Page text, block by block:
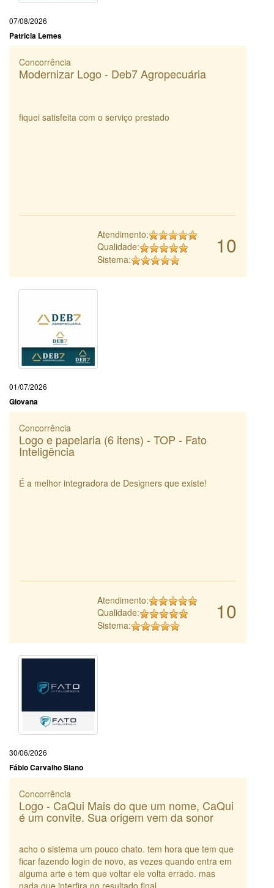
07/08/2026
Patricia Lemes
Concorrência
Modernizar Logo - Deb7 Agropecuária
fiquei satisfeita com o serviço prestado
10
Atendimento:
Qualidade:
Sistema:
01/07/2026
Giovana
Concorrência
Logo e papelaria (6 itens) - TOP - Fato
Inteligência
É a melhor integradora de Designers que existe!
10
Atendimento:
Qualidade:
Sistema:
30/06/2026
Fábio Carvalho Siano
Concorrência
Logo - CaQui Mais do que um nome, CaQui
é um convite. Sua origem vem da sonor
acho o sistema um pouco chato. tem hora que tem que
ficar fazendo login de novo, as vezes quando entra em
alguma arte e tem que voltar ele volta errado. mas
nada que interfira no resultado final.